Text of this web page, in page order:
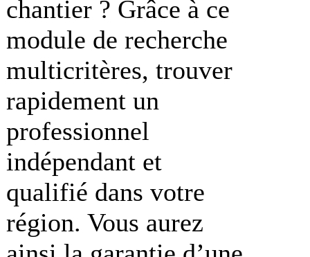
chantier ? Grâce à ce
module de recherche
multicritères, trouver
rapidement un
professionnel
indépendant et
qualifié dans votre
région. Vous aurez